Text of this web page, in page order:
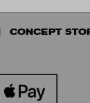
CONCEPT